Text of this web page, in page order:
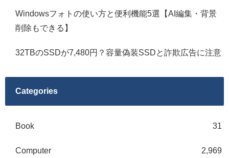
Windowsフォトの使い方と便利機能5選【AI編集・背景
削除もできる】
32TBのSSDが7,480円？容量偽装SSDと詐欺広告に注意
Categories
Book 31
Computer 2,969